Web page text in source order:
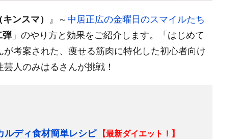
ンスマ） 』～ 中居正広の金曜日のスマイルたち
弾」のやり方と効果をご紹介します。「はじめて
考案された、痩せる筋肉に特化した初心者向け
人のみはるさんが挑戦！
ルディ食材簡単レシピ 【最新ダイエット！】